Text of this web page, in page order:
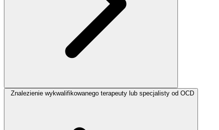
Znalezienie wykwalifikowanego terapeuty lub specjalisty od OCD